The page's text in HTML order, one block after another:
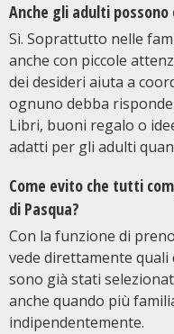
Anche gli adulti
Sì. Soprattutto nelle
anche con piccole
dei desideri aiuta a
ognuno debba
Libri, buoni regalo o
adatti per gli adulti
Come evito che tutti
di Pasqua?
Con la funzione di
vede direttamente quali
sono già stati
anche quando più
indipendentemente.